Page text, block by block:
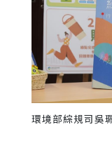
環境部綜規司吳